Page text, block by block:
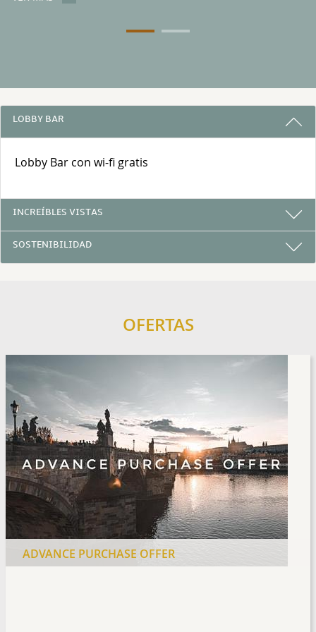
3 RAZONES PARA ALOJARSE CON
LOBBY BAR
Lobby Bar con wi-fi gratis
INCREÍBLES VISTAS
SOSTENIBILIDAD
OFERTAS
ADVANCE PURCHASE OFFER